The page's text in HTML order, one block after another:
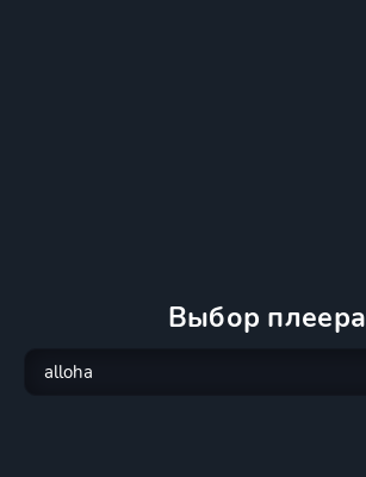
Выбор плеера